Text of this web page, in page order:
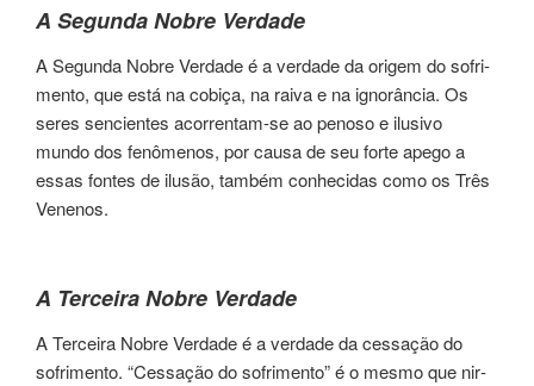
A Segunda Nobre Verdade
A Segunda Nobre Verdade é a ver­da­de da ori­gem do sofri­
men­to, que está na cobiça, na raiva e na igno­rân­cia. Os
seres sen­cien­tes acor­ren­tam-se ao penoso e ilusivo
mundo dos fenômenos, por causa de seu forte apego a
essas fon­tes de ilusão, tam­bém conheci­das como os Três
Venenos.
A Terceira Nobre Verdade
A Terceira Nobre Verdade é a ver­da­de da ces­sa­ção do
sofri­men­to. “Cessação do sofrimen­to” é o mesmo que nir­